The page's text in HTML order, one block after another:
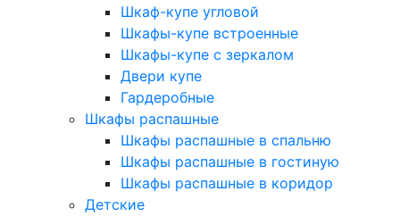
Шкаф-купе угловой
Шкафы-купе встроенные
Шкафы-купе с зеркалом
Двери купе
Гардеробные
Шкафы распашные
Шкафы распашные в спальню
Шкафы распашные в гостиную
Шкафы распашные в коридор
Детские